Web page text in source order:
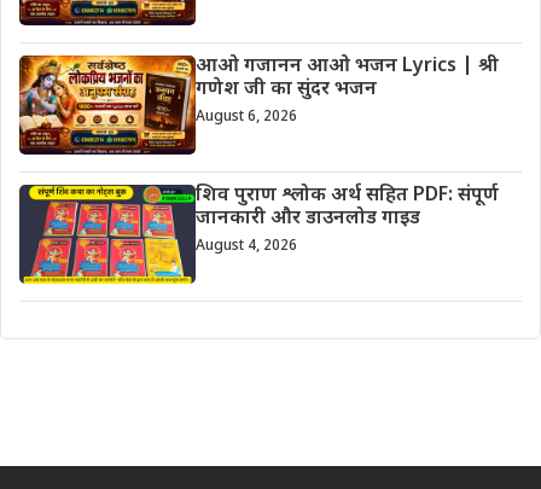
आओ गजानन आओ भजन Lyrics | श्री
गणेश जी का सुंदर भजन
August 6, 2026
शिव पुराण श्लोक अर्थ सहित PDF: संपूर्ण
जानकारी और डाउनलोड गाइड
August 4, 2026